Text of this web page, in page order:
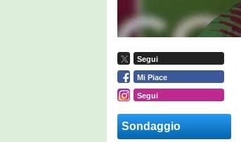
Segui
Mi Piace
Segui
Sondaggio